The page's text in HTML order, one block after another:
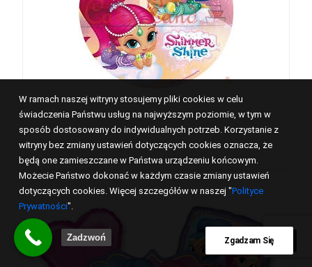
W ramach naszej witryny stosujemy pliki cookies w celu
świadczenia Państwu usług na najwyższym poziomie, w tym w
sposób dostosowany do indywidualnych potrzeb. Korzystanie z
witryny bez zmiany ustawień dotyczących cookies oznacza, że
będą one zamieszczane w Państwa urządzeniu końcowym.
Możecie Państwo dokonać w każdym czasie zmiany ustawień
dotyczących cookies. Więcej szczegółów w naszej "Polityce
Prywatności".
Zgadzam Się
Zadzwoń